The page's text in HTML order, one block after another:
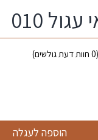
010
(
0 חוות דעת גולשים)